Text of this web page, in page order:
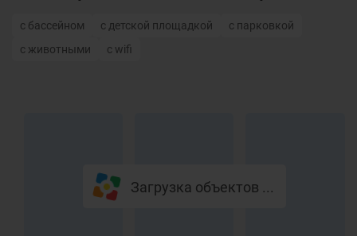
с бассейном с детской площадкой
с парковкой
с животными
с wifi
Загрузка объектов ...